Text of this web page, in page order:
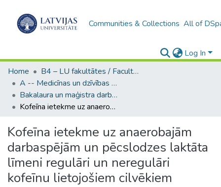
Communities & Collections All of
Log In
Home
B4 – LU fakultātes / Faculties of the UL
A -- Medicīnas un dzīvības zinātņu fakultāte / Faculty of Medicine and Life Sciences
Bakalaura un maģistra darbi (MDZF) / Bachelor's and Master's theses
Kofeīna ietekme uz anaerobajām darbaspējām un pēcslodzes laktāta līmeni regulāri un neregulāri kofeīnu lietojošiem cilvēkiem
Kofeīna ietekme uz anaerobajām
darbaspējām un pēcslodzes laktāta
līmeni regulāri un neregulāri
kofeīnu lietojošiem cilvēkiem